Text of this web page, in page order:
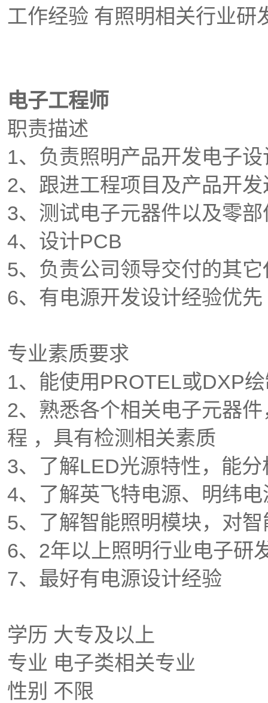
工作经验 有照明相关行业研
电子工程师
职责描述
1、负责照明产品开发电子
2、跟进工程项目及产品开
3、测试电子元器件以及零
4、设计PCB
5、负责公司领导交付的其
6、有电源开发设计经验优先
专业素质要求
1、能使用PROTEL或DXP
2、熟悉各个相关电子元器
程 ，具有检测相关素质
3、了解LED光源特性，能
4、了解英飞特电源、明纬
5、了解智能照明模块，对
6、2年以上照明行业电子研
7、最好有电源设计经验
学历 大专及以上
专业 电子类相关专业
性别 不限